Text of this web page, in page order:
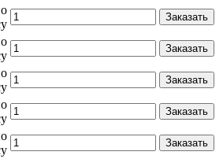
Заказать
Заказать
Заказать
Заказать
Заказать